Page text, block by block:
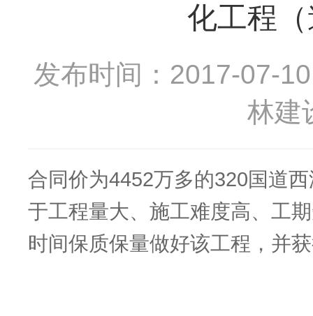
化工程
发布时间：2017-07-
林建
合同价为4452万多的320国道
于工程量大、施工难度高、工
时间保质保量做好该工程，并